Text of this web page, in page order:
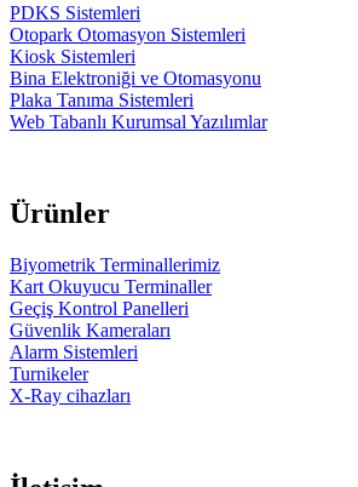
PDKS Sistemleri
Otopark Otomasyon Sistemleri
Kiosk Sistemleri
Bina Elektroniği ve Otomasyonu
Plaka Tanıma Sistemleri
Web Tabanlı Kurumsal Yazılımlar
Ürünler
Biyometrik Terminallerimiz
Kart Okuyucu Terminaller
Geçiş Kontrol Panelleri
Güvenlik Kameraları
Alarm Sistemleri
Turnikeler
X-Ray cihazları